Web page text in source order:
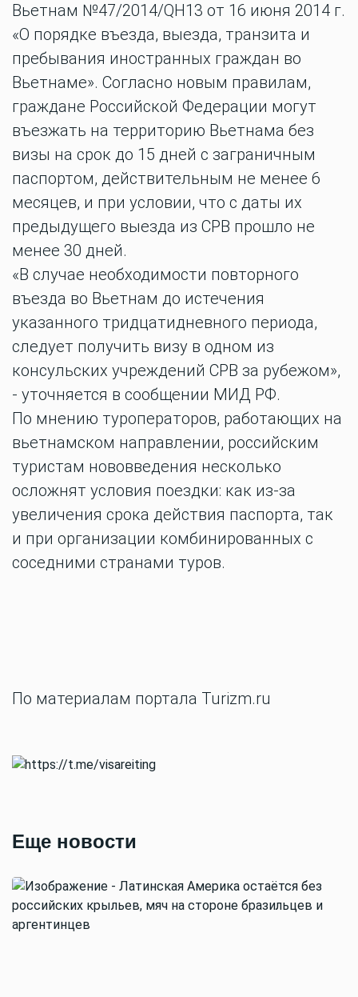
Вьетнам №47/2014/QH13 от 16 июня 2014 г.
«О порядке въезда, выезда, транзита и
пребывания иностранных граждан во
Вьетнаме». Согласно новым правилам,
граждане Российской Федерации могут
въезжать на территорию Вьетнама без
визы на срок до 15 дней с заграничным
паспортом, действительным не менее 6
месяцев, и при условии, что с даты их
предыдущего выезда из СРВ прошло не
менее 30 дней.
«В случае необходимости повторного
въезда во Вьетнам до истечения
указанного тридцатидневного периода,
следует получить визу в одном из
консульских учреждений СРВ за рубежом»,
- уточняется в сообщении МИД РФ.
По мнению туроператоров, работающих на
вьетнамском направлении, российским
туристам нововведения несколько
осложнят условия поездки: как из-за
увеличения срока действия паспорта, так
и при организации комбинированных с
соседними странами туров.
По материалам портала Turizm.ru
Еще новости